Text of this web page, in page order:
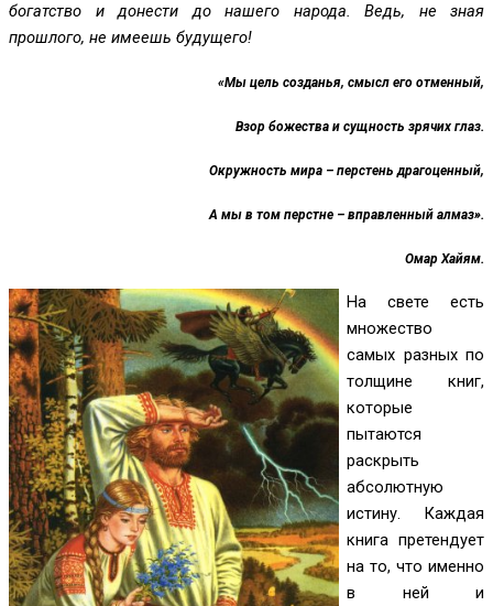
богатство и донести до нашего народа. Ведь, не зная
прошлого, не имеешь будущего!
«Мы цель созданья, смысл его отменный,
Взор божества и сущность зрячих глаз.
Окружность мира – перстень драгоценный,
А мы в том перстне – вправленный алмаз».
Омар Хайям.
На свете есть
множество
самых разных по
толщине книг,
которые
пытаются
раскрыть
абсолютную
истину. Каждая
книга претендует
на то, что именно
в ней и